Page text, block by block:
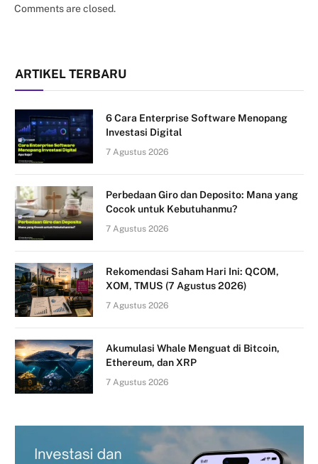
Comments are closed.
ARTIKEL TERBARU
6 Cara Enterprise Software Menopang
Investasi Digital
7 Agustus 2026
Perbedaan Giro dan Deposito: Mana yang
Cocok untuk Kebutuhanmu?
7 Agustus 2026
Rekomendasi Saham Hari Ini: QCOM,
XOM, TMUS (7 Agustus 2026)
7 Agustus 2026
Akumulasi Whale Menguat di Bitcoin,
Ethereum, dan XRP
7 Agustus 2026